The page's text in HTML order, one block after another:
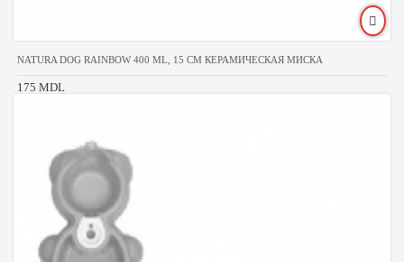
NATURA DOG RAINBOW 400 ML, 15 CM КЕРАМИЧЕСКАЯ МИСКА
175 MDL